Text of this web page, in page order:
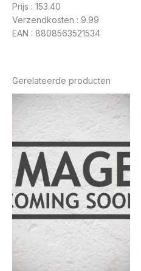
Prijs : 153.40
Verzendkosten : 9.99
EAN : 8808563521534
Gerelateerde producten